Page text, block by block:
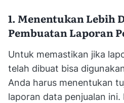
1. Menentukan Lebih
Pembuatan Laporan
Untuk memastikan jika
telah dibuat bisa
Anda harus menentukan
laporan data penjualan ini.